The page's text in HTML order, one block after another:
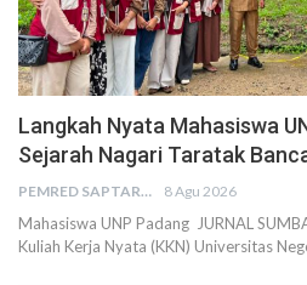
Langkah Nyata Mahasiswa
Sejarah Nagari Taratak
PEMRED SAPTARIUS 8 Agu 2026
Mahasiswa UNP Padang JURNAL
Kuliah Kerja Nyata (KKN) Universitas